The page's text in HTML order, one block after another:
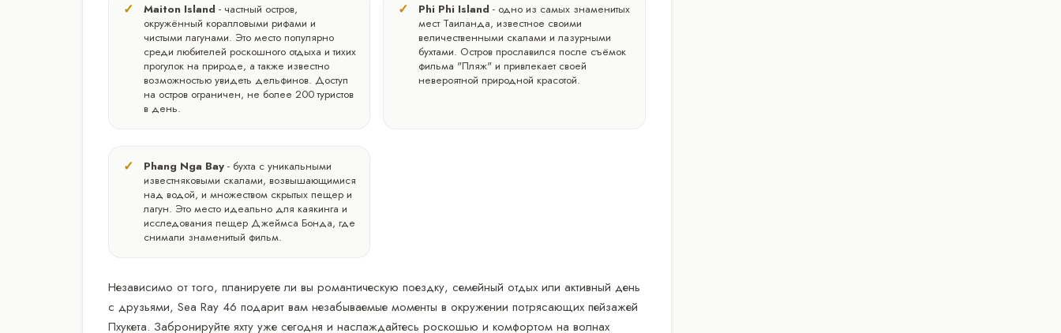
Maiton Island - частный остров,
окружённый коралловыми рифами и
чистыми лагунами. Это место популярно
среди любителей роскошного отдыха и тихих
прогулок на природе, а также известно
возможностью увидеть дельфинов. Доступ
на остров ограничен, не более 200 туристов
в день.
Phi Phi Island - одно из самых знаменитых
мест Таиланда, известное своими
величественными скалами и лазурными
бухтами. Остров прославился после съёмок
фильма "Пляж" и привлекает своей
невероятной природной красотой.
Phang Nga Bay - бухта с уникальными
известняковыми скалами, возвышающимися
над водой, и множеством скрытых пещер и
лагун. Это место идеально для каякинга и
исследования пещер Джеймса Бонда, где
снимали знаменитый фильм.
Независимо от того, планируете ли вы романтическую поездку, семейный отдых или активный день
с друзьями, Sea Ray 46 подарит вам незабываемые моменты в окружении потрясающих пейзажей
Пхукета. Забронируйте яхту уже сегодня и наслаждайтесь роскошью и комфортом на волнах